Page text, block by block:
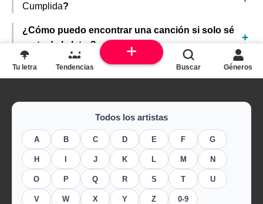
Cumplida?
¿Cómo puedo encontrar una canción si solo sé
parte de la letra?
Todos los artistas
A B C D E F G
H J K L M N
O P Q R S T U
V W X Y Z 0-9
Tu letra Tendencias Buscar Géneros